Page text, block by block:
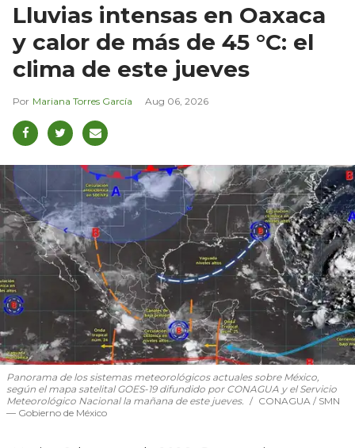
Lluvias intensas en Oaxaca
y calor de más de 45 °C: el
clima de este jueves
Mariana Torres García Aug 06, 2026
Panorama de los sistemas meteorológicos actuales sobre México,
según el mapa satelital GOES-19 difundido por CONAGUA y el Servicio
Meteorológico Nacional la mañana de este jueves.
CONAGUA / SMN
— Gobierno de México